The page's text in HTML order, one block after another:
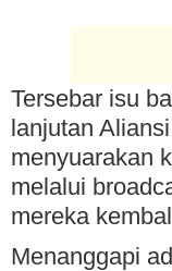
Tersebar isu
lanjutan
menyuarakan
melalui
mereka
Menanggapi